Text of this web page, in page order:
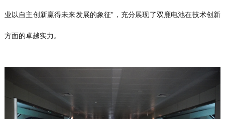
业以自主创新赢得未来发展的象征”，充分展现了双鹿电池在技术创新
方面的卓越实力。